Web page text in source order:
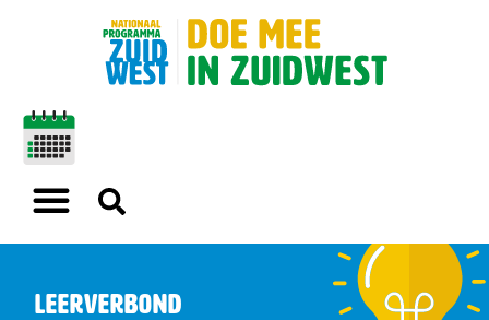
Leerverbond